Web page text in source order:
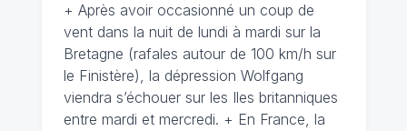
+ Après avoir occasionné un coup de
vent dans la nuit de lundi à mardi sur la
Bretagne (rafales autour de 100 km/h sur
le Finistère), la dépression Wolfgang
viendra s’échouer sur les Iles britanniques
entre mardi et mercredi. + En France, la